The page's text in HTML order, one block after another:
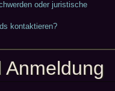
oder juristische
kontaktieren?